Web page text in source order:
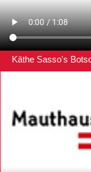
Käthe Sasso's